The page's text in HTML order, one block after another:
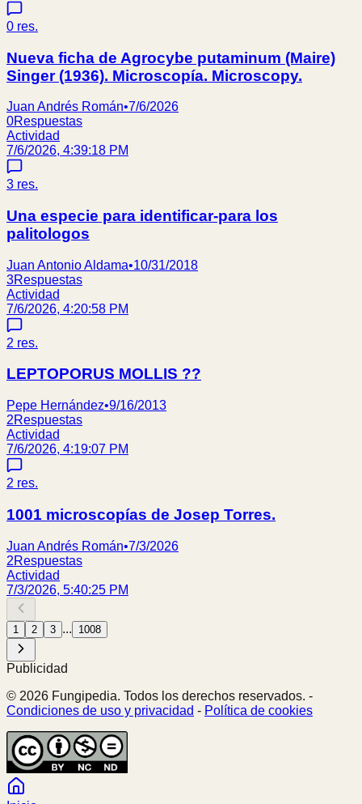
0 res.
Nueva ficha de Agrocybe putaminum (Maire)
Singer (1936). Microscopía. Microscopy.
Juan Andrés Román•7/6/2026
0Respuestas
Actividad
7/6/2026, 4:39:18 PM
3 res.
Una especie para identificar-para los
palitologos
Juan Antonio Aldama•10/31/2018
3Respuestas
Actividad
7/6/2026, 4:20:58 PM
2 res.
LEPTOPORUS MOLLIS ??
Pepe Hernández•9/16/2013
2Respuestas
Actividad
7/6/2026, 4:19:07 PM
2 res.
1001 microscopías de Josep Torres.
Juan Andrés Román•7/3/2026
2Respuestas
Actividad
7/3/2026, 5:40:25 PM
1 2 3 ... 1008
Publicidad
© 2026 Fungipedia. Todos los derechos reservados. -
Condiciones de uso y privacidad - Política de cookies